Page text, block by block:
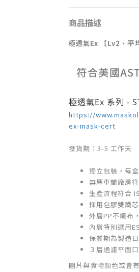
商品描述
極透氣Ex 【Lv2、 平
極透氣Ex 系列 -
https://
ex-mask-cert
發貨期：3-5 工作天
獨立包裝，每
無塵車間廠房
生產流程符合
採用包膠雙鐵
外層PP不織布
內層特別選用
保質期為製造
３層過濾平面
圖片與實物顏色或會